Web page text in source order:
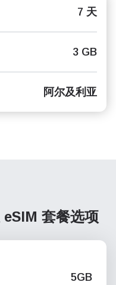
7 天
3 GB
阿尔及利亚
eSIM 套餐选项
5GB